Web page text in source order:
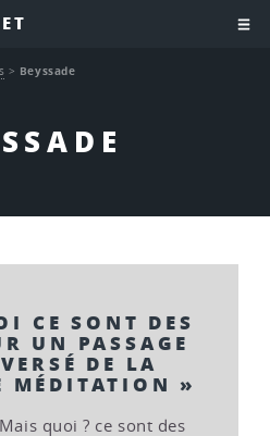
> Beyssade
CE SONT DES
UN PASSAGE
DE LA
MÉDITATION »
quoi ? ce sont des